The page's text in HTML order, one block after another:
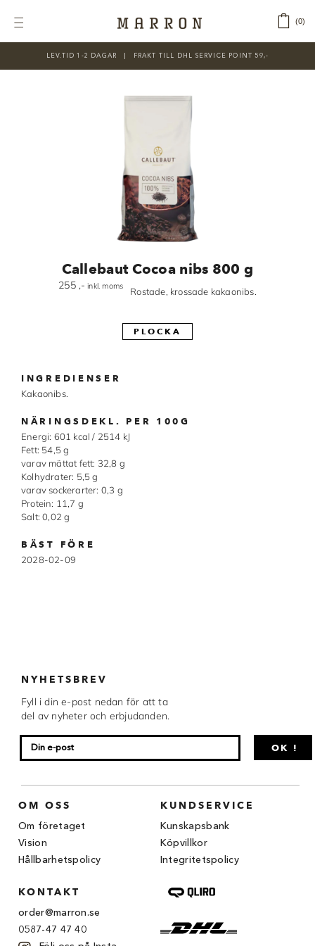
Toggle
KATEGORIER
Verktyg
Överföringsark
Övriga råvaror
VARUMÄRKEN
Cacao Barry
Callebaut
Martellato
Nora Chokladskola
Original Beans
Webbutiken MARRON drivs av Marron
Chokladfackhandel AB.
© 2026. Alla rättigheter reserverade.
0
LEV.TID 1-2 DAGAR ‎‏‏‎ ‎‏‏‎ ‎|‏‏‎ ‎‏‏‎ ‎‏‏‎ ‎FRAKT TILL DHL SERVICE POINT 59,-
Callebaut Cocoa nibs 800 g
255 ,- inkl. moms Rostade, krossade kakaonibs.
PLOCKA
INGREDIENSER
Kakaonibs.
NÄRINGSDEKL. PER 100G
Energi: 601 kcal / 2514 kJ
Fett: 54,5 g
varav mättat fett: 32,8 g
Kolhydrater: 5,5 g
varav sockerarter: 0,3 g
Protein: 11,7 g
Salt: 0,02 g
BÄST FÖRE
2028-02-09
NYHETSBREV
Fyll i din e-post nedan för att ta
del av nyheter och erbjudanden.
OK !
OM OSS
Om företaget
Vision
Hållbarhetspolicy
KUNDSERVICE
Kunskapsbank
Köpvillkor
Integritetspolicy
KONTAKT
order@marron.se
0587-47 47 40